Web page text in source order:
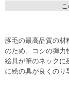
豚毛の最高品質の
のため、コシの弾力
絵具が筆のネックに
に絵の具が良くのり